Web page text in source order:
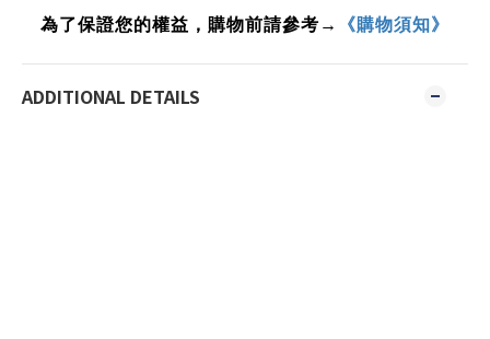
為了保證您的權益，購物前請參考→
《購物須知》
ADDITIONAL DETAILS